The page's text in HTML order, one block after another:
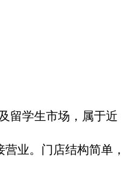
留学生市场，属于近
业。门店结构简单，